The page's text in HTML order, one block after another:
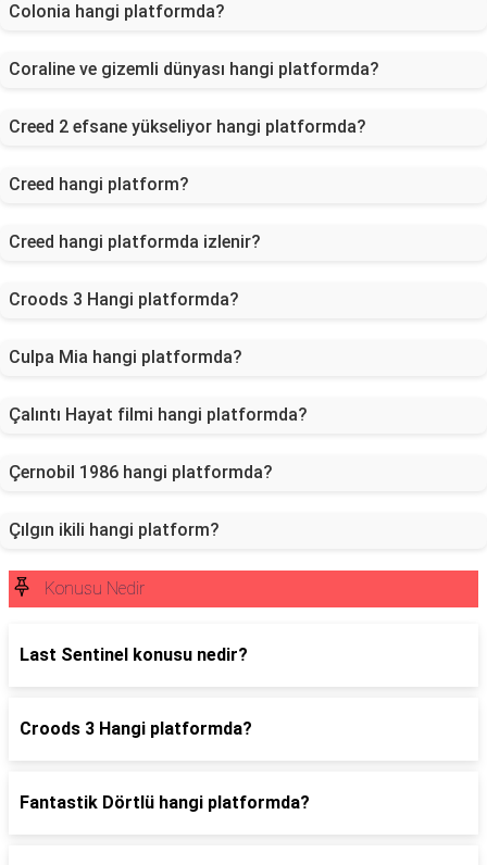
Colonia hangi platformda?
Coraline ve gizemli dünyası hangi platformda?
Creed 2 efsane yükseliyor hangi platformda?
Creed hangi platform?
Creed hangi platformda izlenir?
Croods 3 Hangi platformda?
Culpa Mia hangi platformda?
Çalıntı Hayat filmi hangi platformda?
Çernobil 1986 hangi platformda?
Çılgın ikili hangi platform?
Konusu Nedir
Last Sentinel konusu nedir?
Croods 3 Hangi platformda?
Fantastik Dörtlü hangi platformda?